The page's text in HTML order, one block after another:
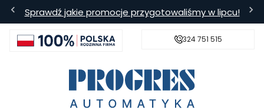
Sprawdź jakie promocje przygotowaliśmy w lipcu!
Bezpieczna wysyłka
324 751 515